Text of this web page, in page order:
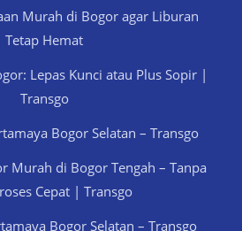
Murah di Bogor agar Liburan
Tetap Hemat
Lepas Kunci atau Plus Sopir |
Transgo
Bogor Selatan – Transgo
Murah di Bogor Tengah – Tanpa
Cepat | Transgo
Bogor Selatan – Transgo